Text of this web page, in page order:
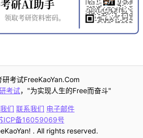
研考试FreeKaoYan.Com
考试，"为实现人生的Free而奋斗"
们 联系我们 电子邮件
ICP备16059069号
. All rights reserved.